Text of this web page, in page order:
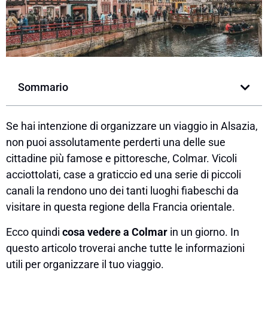
Sommario
Se hai intenzione di organizzare un viaggio in Alsazia,
non puoi assolutamente perderti una delle sue
cittadine più famose e pittoresche, Colmar. Vicoli
acciottolati, case a graticcio ed una serie di piccoli
canali la rendono uno dei tanti luoghi fiabeschi da
visitare in questa regione della Francia orientale.
Ecco quindi cosa vedere a Colmar in un giorno. In
questo articolo troverai anche tutte le informazioni
utili per organizzare il tuo viaggio.